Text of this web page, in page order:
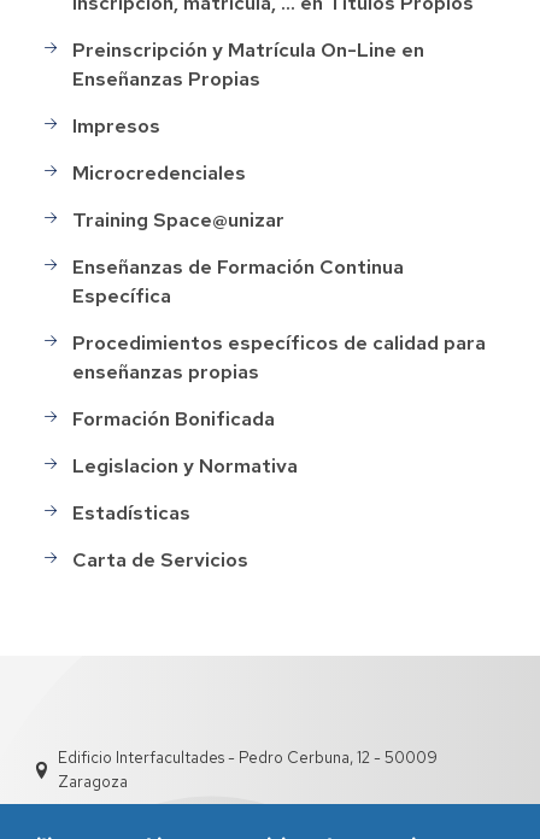
Preinscripción y Matrícula On-Line en
Enseñanzas Propias
Impresos
Microcredenciales
Training Space@unizar
Enseñanzas de Formación Continua
Específica
Procedimientos específicos de calidad para
enseñanzas propias
Formación Bonificada
Legislacion y Normativa
Estadísticas
Carta de Servicios
Edificio Interfacultades - Pedro Cerbuna, 12 - 50009
Zaragoza